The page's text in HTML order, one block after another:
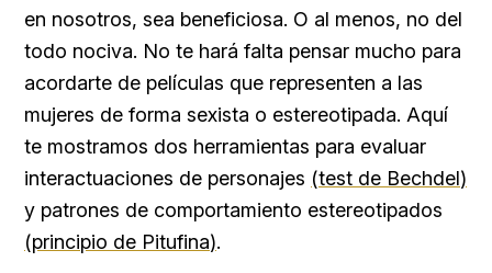
en nosotros, sea beneficiosa. O al menos, no del
todo nociva. No te hará falta pensar mucho para
acordarte de películas que representen a las
mujeres de forma sexista o estereotipada. Aquí
te mostramos dos herramientas para evaluar
interactuaciones de personajes (test de Bechdel)
y patrones de comportamiento estereotipados
(principio de Pitufina).